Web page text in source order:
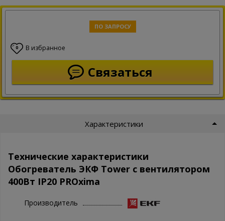
ПО ЗАПРОСУ
0 В избранное
Связаться
Характеристики
Технические характеристики
Обогреватель ЭКФ Tower с вентилятором
400Вт IP20 PROxima
Производитель